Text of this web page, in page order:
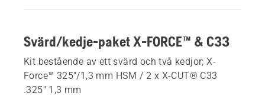
Svärd/kedje-paket X-FORCE™ & C33
Kit bestående av ett svärd och två kedjor; X-
Force™ 325"/1,3 mm HSM / 2 x X-CUT® C33
.325" 1,3 mm